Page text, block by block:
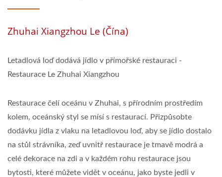
Zhuhai Xiangzhou Le (Čína)
Letadlová loď dodává jídlo v přímořské restauraci -
Restaurace Le Zhuhai Xiangzhou
Restaurace čelí oceánu v Zhuhai, s přírodním prostředím
kolem, oceánský styl se mísí s restaurací. Přizpůsobte
dodávku jídla z vlaku na letadlovou loď, aby se jídlo dostalo
na stůl strávníka, zeď uvnitř restaurace je tmavě modrá a
celé dekorace na zdi a v každém rohu restaurace jsou
bytosti, které můžete vidět v oceánu, jako byste jedli v